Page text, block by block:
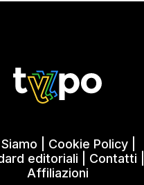
Cookie Policy
editoriali
Contatti
Affiliazioni